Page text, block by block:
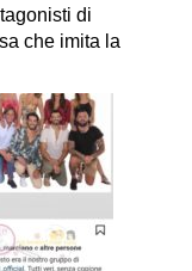
di
che imita la